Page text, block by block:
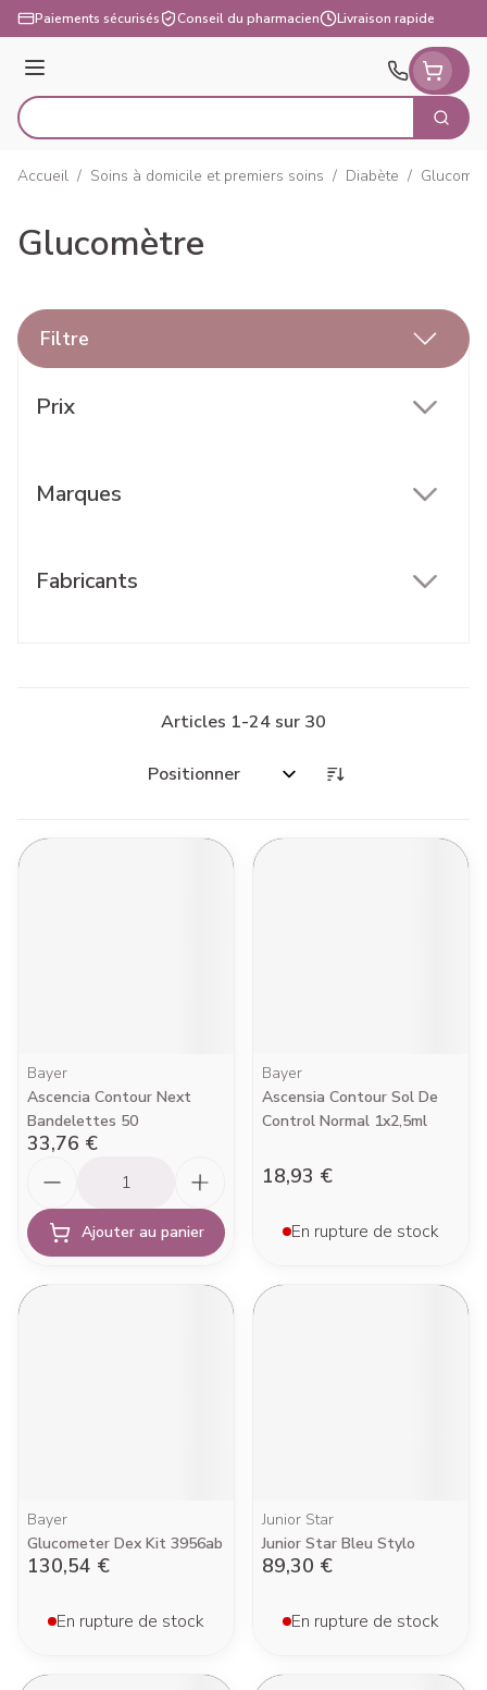
Aller au contenu
Paiements sécurisés Conseil du pharmacien Livraison rapide
Menu
Rechercher
Accueil / Soins à domicile et premiers soins / Diabète /
Glucomètre
Filtre
Prix
Marques
Fabricants
Articles 1-24 sur 30
Trier par:
Bayer
Ascencia Contour Next
Bandelettes 50
33,76 €
Ajouter au panier
Bayer
Ascensia Contour Sol De
Control Normal 1x2,5ml
18,93 €
En rupture de stock
Bayer
Glucometer Dex Kit 3956ab
130,54 €
En rupture de stock
Junior Star
Junior Star Bleu Stylo
89,30 €
En rupture de stock